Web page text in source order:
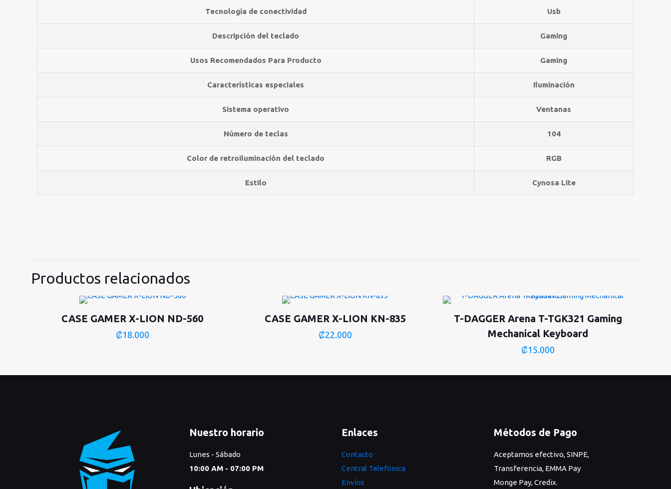
Tecnología de conectividad Usb
Descripción del teclado Gaming
Usos Recomendados Para Producto Gaming
Características especiales Iluminación
Sistema operativo Ventanas
Número de teclas 104
Color de retroiluminación del teclado RGB
Estilo Cynosa Lite
Productos relacionados
CASE GAMER X-LION ND-560
₡18.000
CASE GAMER X-LION KN-835
₡22.000
T-DAGGER Arena T-TGK321 Gaming
Mechanical Keyboard
₡15.000
Nuestro horario
Lunes - Sábado
10:00 AM - 07:00 PM
Enlaces
Contacto
Central Telefónica
Envíos
Métodos de Pago
Aceptamos efectivo, SINPE,
Transferencia, EMMA Pay
Monge Pay, Credix.